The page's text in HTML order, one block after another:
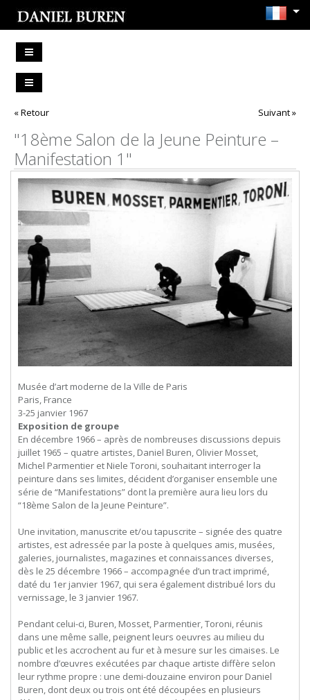
« Retour Suivant »
"18ème Salon de la Jeune Peinture –
Manifestation 1"
Musée d’art moderne de la Ville de Paris
Paris, France
3-25 janvier 1967
Exposition de groupe
En décembre 1966 – après de nombreuses discussions depuis
juillet 1965 – quatre artistes, Daniel Buren, Olivier Mosset,
Michel Parmentier et Niele Toroni, souhaitant interroger la
peinture dans ses limites, décident d’organiser ensemble une
série de “Manifestations” dont la première aura lieu lors du
“18ème Salon de la Jeune Peinture”.
Une invitation, manuscrite et/ou tapuscrite – signée des quatre
artistes, est adressée par la poste à quelques amis, musées,
galeries, journalistes, magazines et connaissances diverses,
dès le 25 décembre 1966 – accompagnée d’un tract imprimé,
daté du 1er janvier 1967, qui sera également distribué lors du
vernissage, le 3 janvier 1967.
Pendant celui-ci, Buren, Mosset, Parmentier, Toroni, réunis
dans une même salle, peignent leurs oeuvres au milieu du
public et les accrochent au fur et à mesure sur les cimaises. Le
nombre d’œuvres exécutées par chaque artiste diffère selon
leur rythme propre : une demi-douzaine environ pour Daniel
Buren, dont deux ou trois ont été découpées en plusieurs